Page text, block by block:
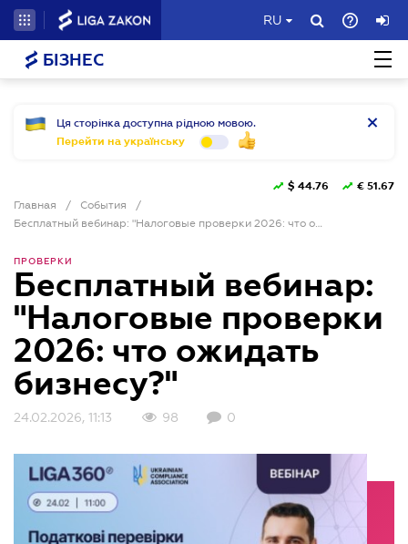
RU
БІЗНЕС
Ця сторінка доступна рідною мовою.
Перейти на українську
Главная / События
/
Бесплатный вебинар: "Налоговые проверки 2026: что ожидать бизнесу?"
$ 44.76 € 51.67
ПРОВЕРКИ
Бесплатный вебинар:
"Налоговые проверки
2026: что ожидать
бизнесу?"
24.02.2026, 11:13 98 0